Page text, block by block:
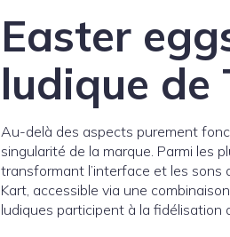
Easter
ludique de
Au-delà des aspects purement
singularité de la marque. Parmi les
transformant l’interface et les sons
Kart, accessible via une
ludiques participent à la fidélisation